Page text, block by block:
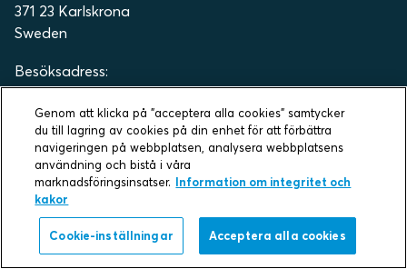
371 23 Karlskrona
Sweden
Besöksadress:
Verkövägen 96
371 65 Lyckeby
Sweden
Snabblänkar
Branscher
Produkter
Genom att klicka på "acceptera alla cookies" samtycker
du till lagring av cookies på din enhet för att förbättra
navigeringen på webbplatsen, analysera webbplatsens
användning och bistå i våra
marknadsföringsinsatser. Information om integritet och
kakor
Cookie-inställningar Acceptera alla cookies